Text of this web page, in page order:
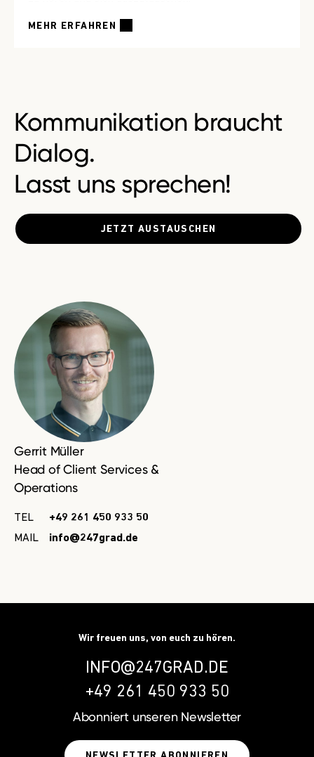
MEHR ERFAHREN
Kommunikation braucht
Dialog.
Lasst uns sprechen!
JETZT AUSTAUSCHEN
Gerrit Müller
Head of Client Services &
Operations
TEL
+49 261 450 933 50
MAIL
info@247grad.de
Wir freuen uns, von euch zu hören.
INFO@247GRAD.DE
+49 261 450 933 50
Abonniert unseren Newsletter